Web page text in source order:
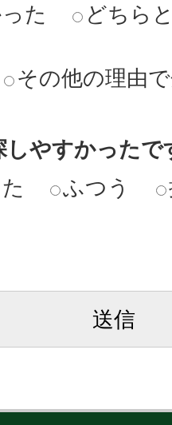
た
どちら
その他の理由
しやすかったで
ふつう